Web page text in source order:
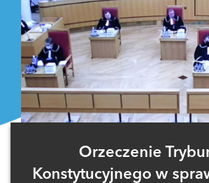
Orzeczenie
Konstytucyjnego w